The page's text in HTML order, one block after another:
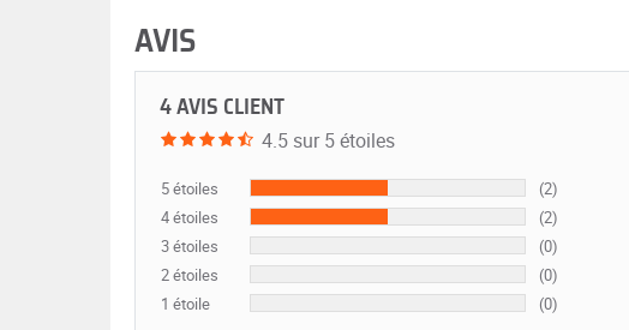
AVIS
4 AVIS CLIENT
4.5 sur 5 étoiles
5 étoiles
(2)
4 étoiles
(2)
3 étoiles
(0)
2 étoiles
(0)
1 étoile
(0)